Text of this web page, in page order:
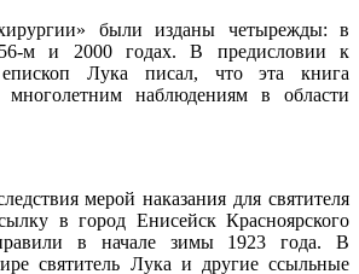
были изданы четырежды: в
м и 2000 годах. В предисловии к
Лука писал, что эта книга
наблюдениям в области
мерой наказания для святителя
в город Енисейск Красноярского
в начале зимы 1923 года. В
святитель Лука и другие ссыльные